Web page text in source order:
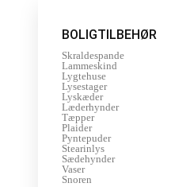
BOLIGTILBEHØR
Skraldespande
Lammeskind
Lygtehuse
Lysestager
Lyskæder
Læderhynder
Tæpper
Plaider
Pyntepuder
Stearinlys
Sædehynder
Vaser
Snoren